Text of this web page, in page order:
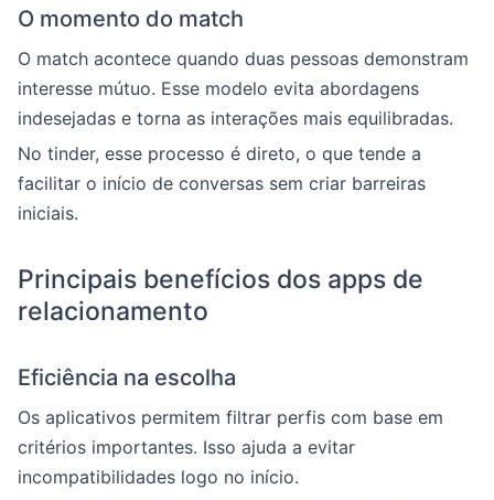
O momento do match
O match acontece quando duas pessoas demonstram
interesse mútuo. Esse modelo evita abordagens
indesejadas e torna as interações mais equilibradas.
No tinder, esse processo é direto, o que tende a
facilitar o início de conversas sem criar barreiras
iniciais.
Principais benefícios dos apps de
relacionamento
Eficiência na escolha
Os aplicativos permitem filtrar perfis com base em
critérios importantes. Isso ajuda a evitar
incompatibilidades logo no início.